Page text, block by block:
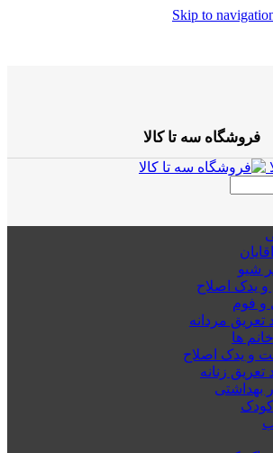
Skip to
فروشگاه سه تا کالا
شیو
و یدک اصلاح
و فوم
تعریق مردانه
ها
و یدک اصلاح
زنانه
بهداشتی